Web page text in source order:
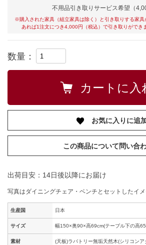
不用品引き取りサービス希望（
※購入された家具（組立家具は除く）と引き取りする家
あれば1注文につき4,000円（税込）で引き取りができ
数量：
お気に入りに追
この商品について問い合
出荷目安：14日後以降にお届け
写真はダイニングチェア・ベンチとセットしたイメ
生産国 日本
サイズ 幅150×奥90×高69cm(テーブル下の高
素材
(天板)ラバトリー無垢天然木(シリコン